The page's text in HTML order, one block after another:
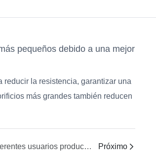
pequeños debido a una mejor
la resistencia, garantizar una
más grandes también reducen
¿Por qué diferentes usuarios producen fibras diferentes con la misma hilera? Próximo